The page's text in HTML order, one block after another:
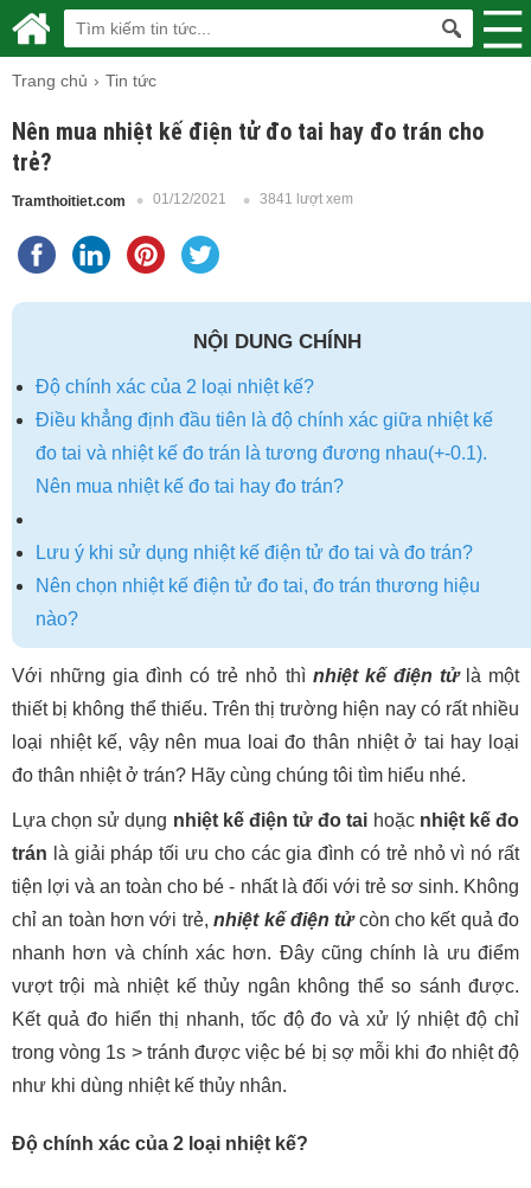
Trang chủ Tin tức
Nên mua nhiệt kế điện tử đo tai hay đo trán cho
trẻ?
Tramthoitiet.com 01/12/2021 3841 lượt xem
NỘI DUNG CHÍNH
Độ chính xác của 2 loại nhiệt kế?
Điều khẳng định đầu tiên là độ chính xác giữa nhiệt kế
đo tai và nhiệt kế đo trán là tương đương nhau(+-0.1).
Nên mua nhiệt kế đo tai hay đo trán?
Lưu ý khi sử dụng nhiệt kế điện tử đo tai và đo trán?
Nên chọn nhiệt kế điện tử đo tai, đo trán thương hiệu
nào?
Với những gia đình có trẻ nhỏ thì nhiệt kế điện tửlà một
thiết bị không thể thiếu. Trên thị trường hiện nay có rất nhiều
loại nhiệt kế, vậy nên mua loai đo thân nhiệt ở tai hay loại
đo thân nhiệt ở trán? Hãy cùng chúng tôi tìm hiểu nhé.
Lựa chọn sử dụng nhiệt kế điện tử đo tai hoặc nhiệt kế đo
trán là giải pháp tối ưu cho các gia đình có trẻ nhỏ vì nó rất
tiện lợi và an toàn cho bé - nhất là đối với trẻ sơ sinh. Không
chỉ an toàn hơn với trẻ, nhiệt kế điện tửcòn cho kết quả đo
nhanh hơn và chính xác hơn. Đây cũng chính là ưu điểm
vượt trội mà nhiệt kế thủy ngân không thể so sánh được.
Kết quả đo hiển thị nhanh, tốc độ đo và xử lý nhiệt độ chỉ
trong vòng 1s > tránh được việc bé bị sợ mỗi khi đo nhiệt độ
như khi dùng nhiệt kế thủy nhân.
Độ chính xác của 2 loại nhiệt kế?